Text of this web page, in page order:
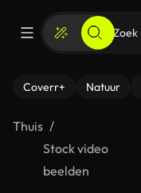
Coverr+ Natuur
Thuis
Stock video
beelden